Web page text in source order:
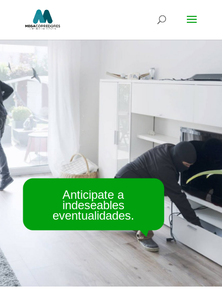
Anticipate a
indeseables
eventualidades.